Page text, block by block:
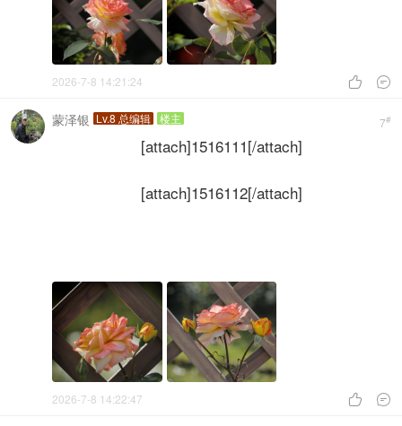
 
2026-7-8 14:21:24
7#
蒙泽银 Lv.8 总编辑 楼主
[attach]1516111[/attach]
[attach]1516112[/attach]
 
2026-7-8 14:22:47